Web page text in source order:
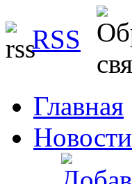
RSS
Главная
Новости